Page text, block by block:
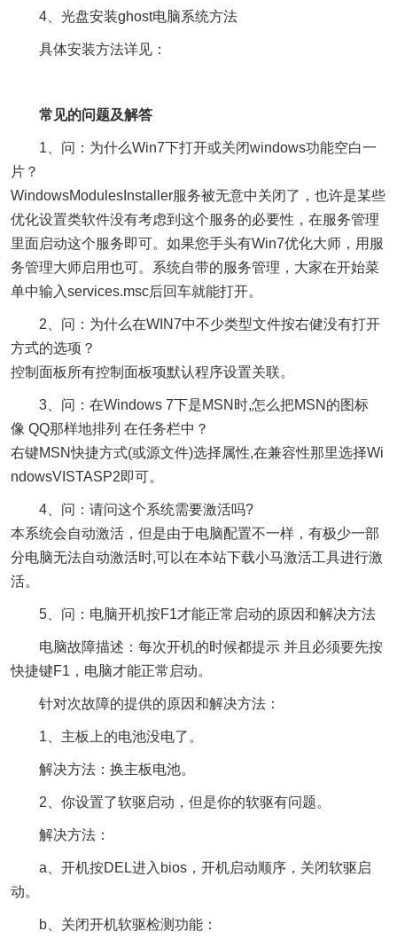
4、光盘安装ghost电脑系统方法
具体安装方法详见：
常见的问题及解答
1、问：为什么Win7下打开或关闭windows功能空白一
片？
WindowsModulesInstaller服务被无意中关闭了，也许是某些
优化设置类软件没有考虑到这个服务的必要性，在服务管理
里面启动这个服务即可。如果您手头有Win7优化大师，用服
务管理大师启用也可。系统自带的服务管理，大家在开始菜
单中输入services.msc后回车就能打开。
2、问：为什么在WIN7中不少类型文件按右健没有打开
方式的选项？
控制面板所有控制面板项默认程序设置关联。
3、问：在Windows 7下是MSN时,怎么把MSN的图标
像 QQ那样地排列 在任务栏中？
右键MSN快捷方式(或源文件)选择属性,在兼容性那里选择Wi
ndowsVISTASP2即可。
4、问：请问这个系统需要激活吗?
本系统会自动激活，但是由于电脑配置不一样，有极少一部
分电脑无法自动激活时,可以在本站下载小马激活工具进行激
活。
5、问：电脑开机按F1才能正常启动的原因和解决方法
电脑故障描述：每次开机的时候都提示 并且必须要先按
快捷键F1，电脑才能正常启动。
针对次故障的提供的原因和解决方法：
1、主板上的电池没电了。
解决方法：换主板电池。
2、你设置了软驱启动，但是你的软驱有问题。
解决方法：
a、开机按DEL进入bios，开机启动顺序，关闭软驱启
动。
b、关闭开机软驱检测功能：